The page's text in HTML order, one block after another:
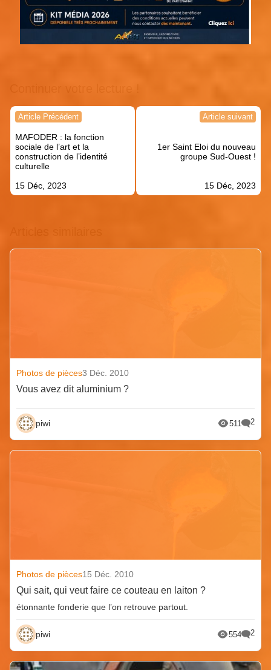
Navigation
l’article
Article Précédent
MAFODER : la fonction
sociale de l’art et la
construction de l’identité
culturelle
15 Déc, 2023
Article suivant
1er Saint Eloi du nouveau
groupe Sud-Ouest !
15 Déc, 2023
Photos de pièces3 Déc. 2010
Vous avez dit aluminium ?
piwi 511 2
Photos de pièces15 Déc. 2010
Qui sait, qui veut faire ce couteau en laiton ?
étonnante fonderie que l’on retrouve partout.
piwi 554 2